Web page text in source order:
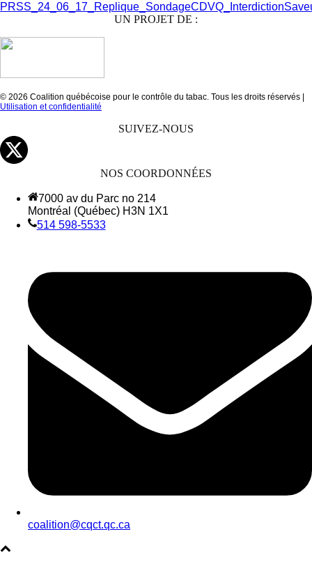
UN PROJET DE :
© 2026 Coalition québécoise pour le contrôle du tabac. Tous les droits réservés |
Utilisation et confidentialité
SUIVEZ-NOUS
NOS COORDONNÉES
7000 av du Parc no 214
Montréal (Québec) H3N 1X1
514 598-5533
coalition@cqct.qc.ca